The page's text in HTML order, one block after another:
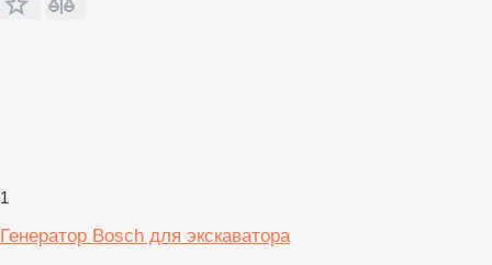
1
Генератор Bosch для экскаватора